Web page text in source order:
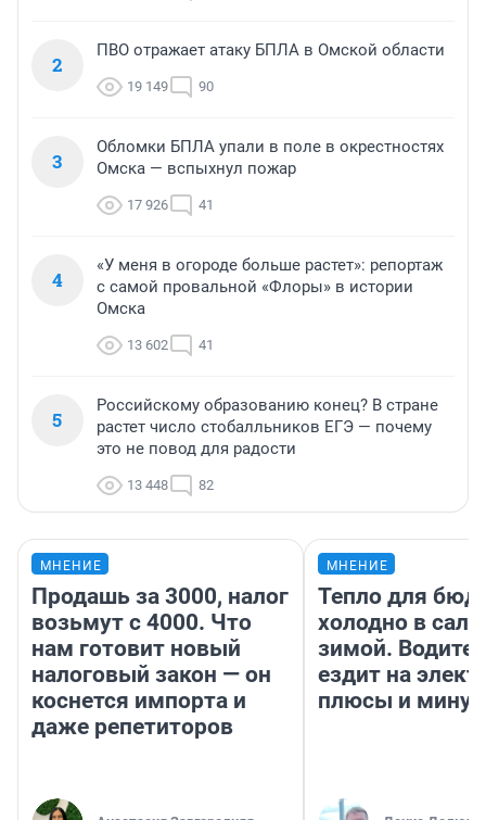
2
ПВО отражает атаку БПЛА в Омской области
19 149 90
3
Обломки БПЛА упали в поле в окрестностях
Омска — вспыхнул пожар
17 926 41
4
«У меня в огороде больше растет»: репортаж
с самой провальной «Флоры» в истории
Омска
13 602 41
5
Российскому образованию конец? В стране
растет число стобалльников ЕГЭ — почему
это не повод для радости
13 448 82
МНЕНИЕ
Продашь за 3000, налог
возьмут с 4000. Что
нам готовит новый
налоговый закон — он
коснется импорта и
даже репетиторов
МНЕНИЕ
Тепло для
холодно в
зимой.
ездит на
плюсы и